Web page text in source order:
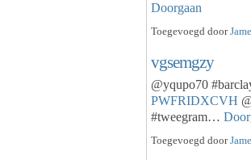
Doorgaan
Toegevoegd door
vgsemgzy
@yqupo70
PWFRIDXCVH
#tweegram…
Toegevoegd door